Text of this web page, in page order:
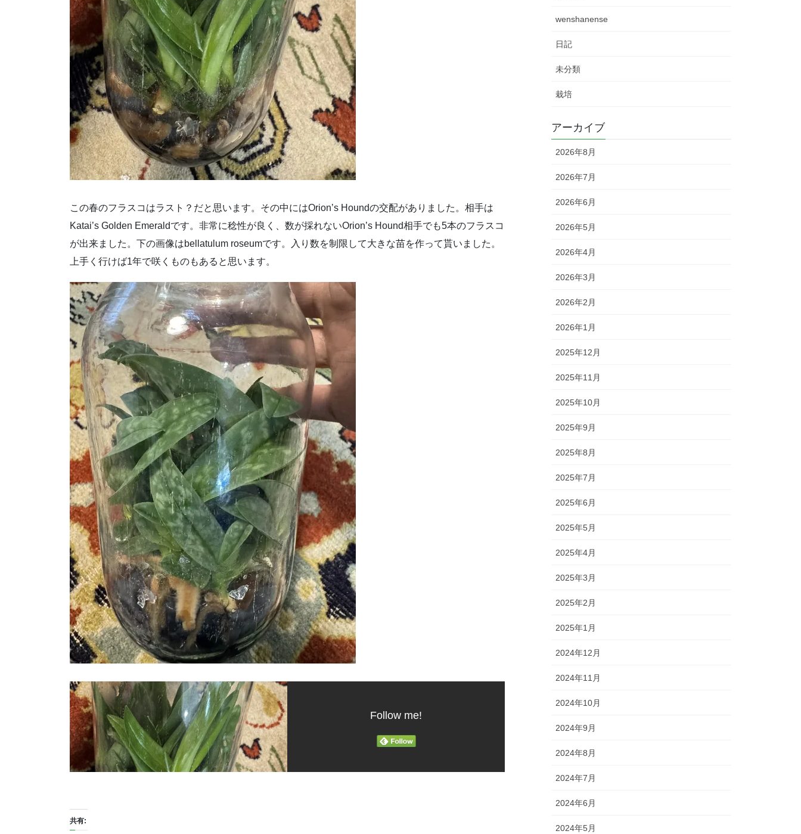
この春のフラスコはラスト？だと思います。その中にはOrion’s Houndの交配がありました。相手は
Katai’s Golden Emeraldです。非常に稔性が良く、数が採れないOrion’s Hound相手でも5本のフラスコ
が出来ました。下の画像はbellatulum roseumです。入り数を制限して大きな苗を作って貰いました。
上手く行けば1年で咲くものもあると思います。
Follow me!
共有:
wenshanense
日記
未分類
栽培
アーカイブ
2026年8月
2026年7月
2026年6月
2026年5月
2026年4月
2026年3月
2026年2月
2026年1月
2025年12月
2025年11月
2025年10月
2025年9月
2025年8月
2025年7月
2025年6月
2025年5月
2025年4月
2025年3月
2025年2月
2025年1月
2024年12月
2024年11月
2024年10月
2024年9月
2024年8月
2024年7月
2024年6月
2024年5月